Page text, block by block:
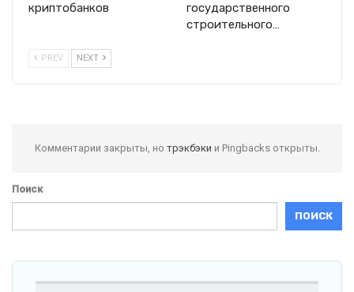
криптобанков
государственного
строительного…
PREV NEXT
Комментарии закрыты, но трэкбэки и Pingbacks открыты.
Поиск
ПОИСК